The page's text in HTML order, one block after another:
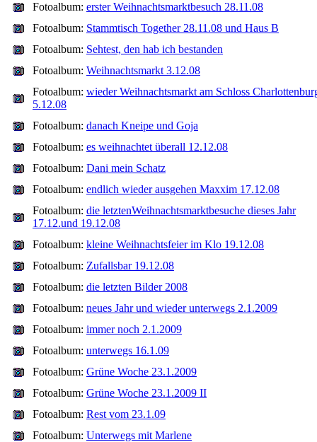
Fotoalbum: erster Weihnachtsmarktbesuch 28.11.08
Fotoalbum: Stammtisch Together 28.11.08 und Haus B
Fotoalbum: Sehtest, den hab ich bestanden
Fotoalbum: Weihnachtsmarkt 3.12.08
Fotoalbum: wieder Weihnachtsmarkt am Schloss
5.12.08
Fotoalbum: danach Kneipe und Goja
Fotoalbum: es weihnachtet überall 12.12.08
Fotoalbum: Dani mein Schatz
Fotoalbum: endlich wieder ausgehen Maxxim 17.12.08
Fotoalbum: die letztenWeihnachtsmarktbesuche dieses Jahr
17.12.und 19.12.08
Fotoalbum: kleine Weihnachtsfeier im Klo 19.12.08
Fotoalbum: Zufallsbar 19.12.08
Fotoalbum: die letzten Bilder 2008
Fotoalbum: neues Jahr und wieder unterwegs 2.1.2009
Fotoalbum: immer noch 2.1.2009
Fotoalbum: unterwegs 16.1.09
Fotoalbum: Grüne Woche 23.1.2009
Fotoalbum: Grüne Woche 23.1.2009 II
Fotoalbum: Rest vom 23.1.09
Fotoalbum: Unterwegs mit Marlene